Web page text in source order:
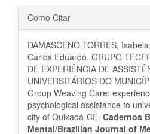
Detalhes
do
artigo
Como Citar
DAMASCENO TORRES,
Carlos Eduardo. GRUPO
DE EXPERIÊNCIA DE
UNIVERSITÁRIOS DO
Group Weaving Care:
psychological assistance to
city of Quixadá-CE. Cadernos
Mental/Brazilian Journal of